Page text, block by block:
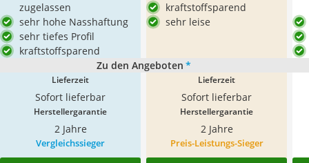
zugelassen
sehr hohe Nasshaftung
sehr tiefes Profil
kraftstoffsparend
kraftstoffsparend
sehr leise
Zu den Angeboten *
Lieferzeit
Sofort lieferbar
Lieferzeit
Sofort lieferbar
Herstellergarantie
2 Jahre
Herstellergarantie
2 Jahre
Vergleichssieger Preis-Leistungs-Sieger